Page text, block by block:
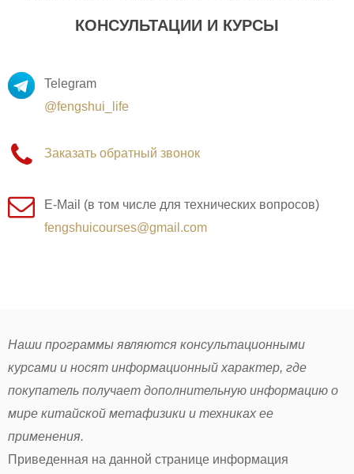
КОНСУЛЬТАЦИИ И КУРСЫ
Telegram
@fengshui_life
Заказать обратный звонок
E-Mail (в том числе для технических вопросов)
fengshuicourses@gmail.com
Наши программы являются консультационными
курсами и носят информационный характер, где
покупатель получает дополнительную информацию о
мире китайской метафизики и техниках ее
применения.
Приведенная на данной странице информация